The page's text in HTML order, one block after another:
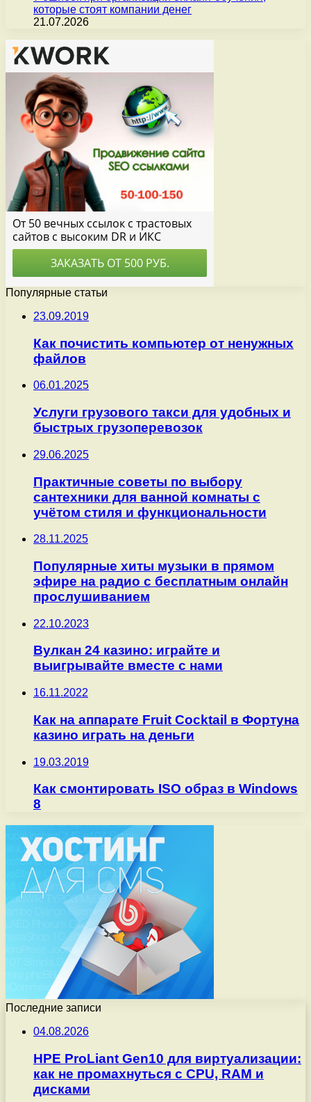
которые стоят компании денег
21.07.2026
Популярные статьи
23.09.2019
Как почистить компьютер от ненужных
файлов
06.01.2025
Услуги грузового такси для удобных и
быстрых грузоперевозок
29.06.2025
Практичные советы по выбору
сантехники для ванной комнаты с
учётом стиля и функциональности
28.11.2025
Популярные хиты музыки в прямом
эфире на радио с бесплатным онлайн
прослушиванием
22.10.2023
Вулкан 24 казино: играйте и
выигрывайте вместе с нами
16.11.2022
Как на аппарате Fruit Cocktail в Фортуна
казино играть на деньги
19.03.2019
Как смонтировать ISO образ в Windows
8
Последние записи
04.08.2026
HPE ProLiant Gen10 для виртуализации:
как не промахнуться с CPU, RAM и
дисками